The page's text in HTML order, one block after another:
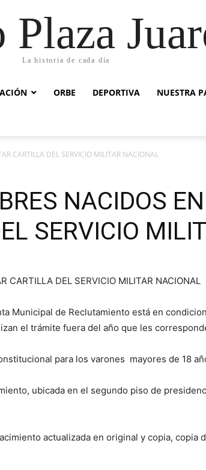
La historia de cada día
ORBE DEPORTIVA NUESTRA
CARTILLA DEL SERVICIO MILITAR NACIONAL
NACIDOS
SERVICIO
Municipal de Reclutamiento está en
el trámite fuera del año que les
para los varones mayores de 18
ubicada en el segundo piso de
actualizada en original y copia, copia